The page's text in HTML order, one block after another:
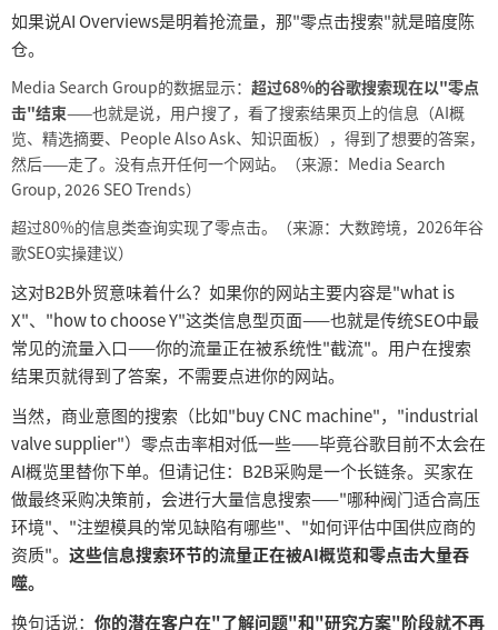
如果说AI Overviews是明着抢流量，那"零点击搜索"就是暗度陈
仓。
Media Search Group的数据显示： 超过68%的谷歌搜索现在以"零点
击"结束——也就是说，用户搜了，看了搜索结果页上的信息（AI概
览、精选摘要、People Also Ask、知识面板），得到了想要的答案，
然后——走了。没有点开任何一个网站。（来源：Media Search
Group, 2026 SEO Trends）
超过80%的信息类查询实现了零点击。（来源：大数跨境，2026年谷
歌SEO实操建议）
这对B2B外贸意味着什么？如果你的网站主要内容是"what is
X"、"how to choose Y"这类信息型页面——也就是传统SEO中最
常见的流量入口——你的流量正在被系统性"截流"。用户在搜索
结果页就得到了答案，不需要点进你的网站。
当然，商业意图的搜索（比如"buy CNC machine"，"industrial
valve supplier"）零点击率相对低一些——毕竟谷歌目前不太会在
AI概览里替你下单。但请记住：B2B采购是一个长链条。买家在
做最终采购决策前，会进行大量信息搜索——"哪种阀门适合高压
环境"、"注塑模具的常见缺陷有哪些"、"如何评估中国供应商的
资质"。 这些信息搜索环节的流量正在被AI概览和零点击大量吞
噬。
换句话说： 你的潜在客户在"了解问题"和"研究方案"阶段就不再